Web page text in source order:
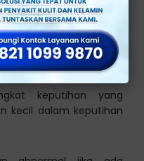
perubahan dalam
tidak normal atau
dialami.
keputihan yang
kecil dalam keputihan